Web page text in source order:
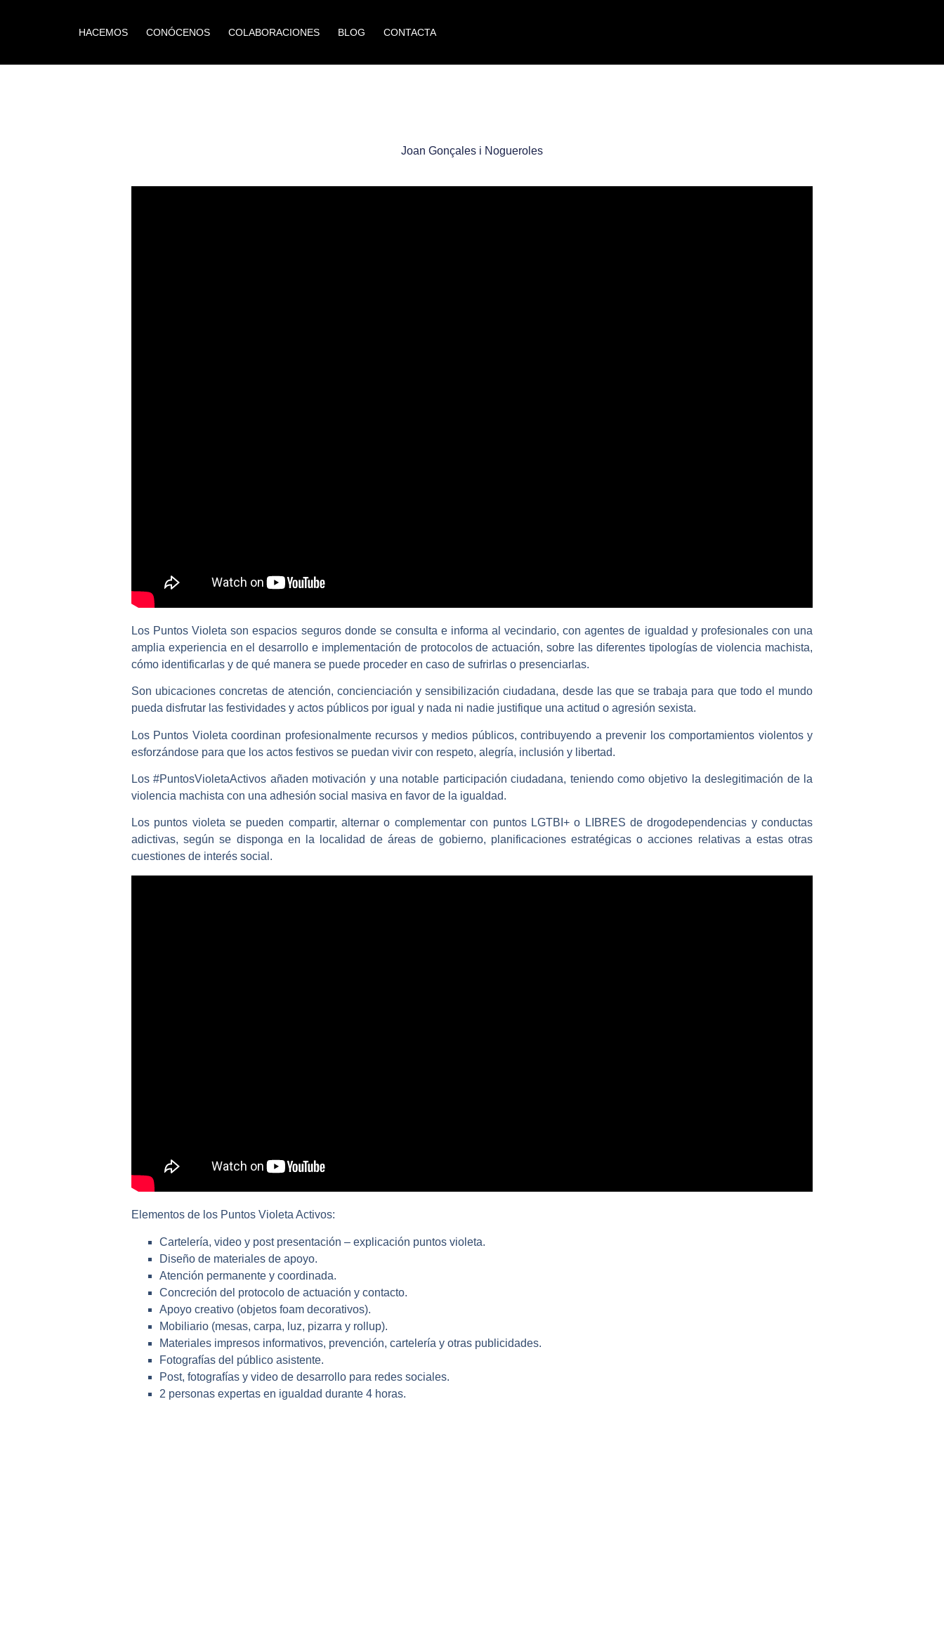
HACEMOS CONÓCENOS COLABORACIONES BLOG CONTACTA
Joan Gonçales i Nogueroles
Los Puntos Violeta son espacios seguros donde se consulta e informa al vecindario, con agentes de igualdad y profesionales con una
amplia experiencia en el desarrollo e implementación de protocolos de actuación, sobre las diferentes tipologías de violencia machista,
cómo identificarlas y de qué manera se puede proceder en caso de sufrirlas o presenciarlas.
Son ubicaciones concretas de atención, concienciación y sensibilización ciudadana, desde las que se trabaja para que todo el mundo
pueda disfrutar las festividades y actos públicos por igual y nada ni nadie justifique una actitud o agresión sexista.
Los Puntos Violeta coordinan profesionalmente recursos y medios públicos, contribuyendo a prevenir los comportamientos violentos y
esforzándose para que los actos festivos se puedan vivir con respeto, alegría, inclusión y libertad.
Los#PuntosVioletaActivos añaden motivación y una notable participación ciudadana, teniendo como objetivo la deslegitimación de la
violencia machista con una adhesión social masiva en favor de la igualdad.
Los puntos violeta se pueden compartir, alternar o complementar con puntos LGTBI+ o LIBRES de drogodependencias y conductas
adictivas, según se disponga en la localidad de áreas de gobierno, planificaciones estratégicas o acciones relativas a estas otras
cuestiones de interés social.
Elementos de los Puntos Violeta Activos:
Cartelería, video y post presentación – explicación puntos violeta.
Diseño de materiales de apoyo.
Atención permanente y coordinada.
Concreción del protocolo de actuación y contacto.
Apoyo creativo (objetos foam decorativos).
Mobiliario (mesas, carpa, luz, pizarra y rollup).
Materiales impresos informativos, prevención, cartelería y otras publicidades.
Fotografías del público asistente.
Post, fotografías y video de desarrollo para redes sociales.
2 personas expertas en igualdad durante 4 horas.